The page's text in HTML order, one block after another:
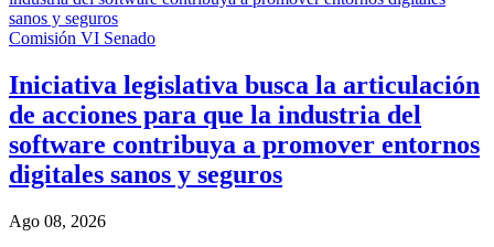
Comisión VI Senado
Iniciativa legislativa busca la articulación
de acciones para que la industria del
software contribuya a promover entornos
digitales sanos y seguros
Ago 08, 2026